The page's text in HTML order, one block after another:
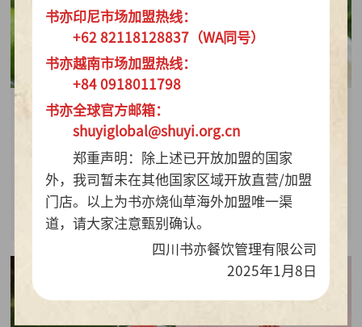
2026-07-28
质价比持续热销
查看详情
书亦印尼市场加盟热线：
+62 82118128837（WA同号）
书亦越南市场加盟热线：
+84 0918011798
书亦全球官方邮箱：
shuyiglobal@shuyi.org.cn
郑重声明：除上述已开放加盟的国家
外，我司暂未在其他国家区域开放直营/加盟
门店。以上为书亦烧仙草海外加盟唯一渠
道，请大家注意甄别确认。
四川书亦餐饮管理有限公司
2025年1月8日